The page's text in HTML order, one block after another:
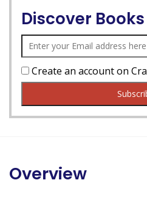
Discover Books
Create an account on
Overview